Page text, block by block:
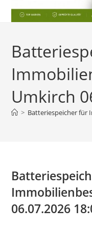
Umkirch
> Batteriespeicher für
06.07.2026